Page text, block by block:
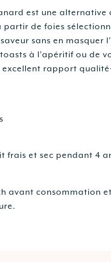
est une
de foies
sans en
à l’apéritif ou de
excellent rapport
frais et sec pendant 4
avant consommation